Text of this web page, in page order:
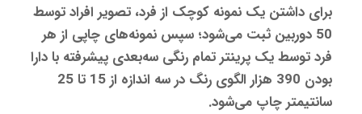
برای داشتن یک نمونه کوچک از فرد، تصویر افراد توسط
50 دوربین ثبت می‌شود؛ سپس نمونه‌های چاپی از هر
فرد توسط یک پرینتر تمام رنگی سه‌بعدی پیشرفته با دارا
بودن 390 هزار الگوی رنگ در سه اندازه از 15 تا 25
سانتیمتر چاپ می‌شود.